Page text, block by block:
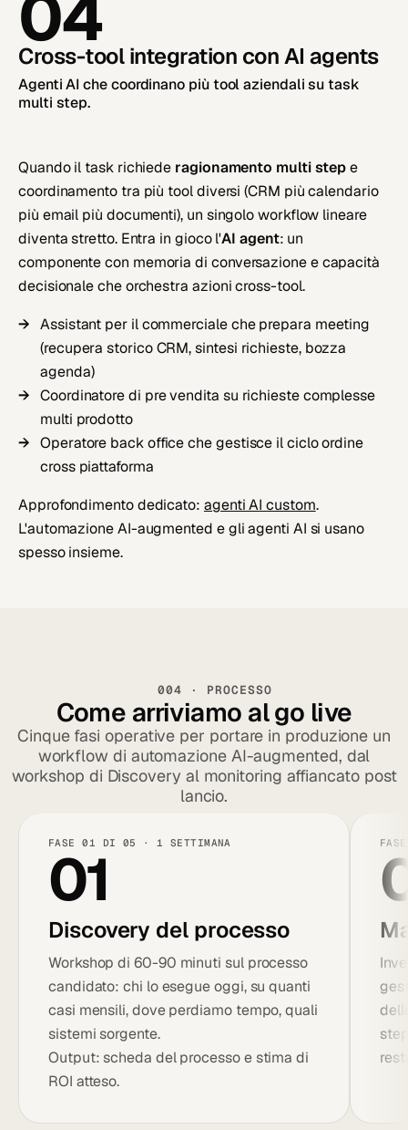
Cross-tool integration con AI agents
Agenti AI che coordinano più tool aziendali su task
multi step.
Quando il task richiede ragionamento multi stepe
coordinamento tra più tool diversi (CRM più calendario
più email più documenti), un singolo workflow lineare
diventa stretto. Entra in gioco l'AI agent: un
componente con memoria di conversazione e capacità
decisionale che orchestra azioni cross-tool.
Assistant per il commerciale che prepara meeting
(recupera storico CRM, sintesi richieste, bozza
agenda)
Coordinatore di pre vendita su richieste complesse
multi prodotto
Operatore back office che gestisce il ciclo ordine
cross piattaforma
Approfondimento dedicato: agenti AI custom.
L'automazione AI-augmented e gli agenti AI si usano
spesso insieme.
004 · PROCESSO
Come arriviamo al go live
Cinque fasi operative per portare in produzione un
workflow di automazione AI-augmented, dal
workshop di Discovery al monitoring affiancato post
lancio.
FASE 01 DI 05 · 1 SETTIMANA
01
Discovery del processo
Workshop di 60-90 minuti sul processo
candidato: chi lo esegue oggi, su quanti
casi mensili, dove perdiamo tempo, quali
sistemi sorgente.
Output: scheda del processo e stima di
ROI atteso.